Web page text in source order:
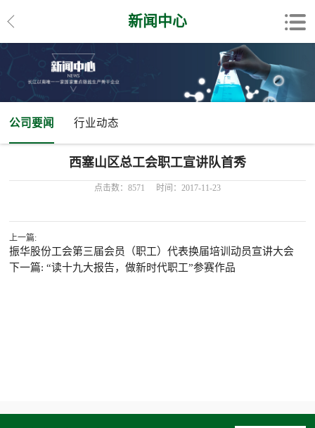
新闻中心
公司要闻 行业动态
西塞山区总工会职工宣讲队首秀
点击数：8571 时间：2017-11-23
上一篇:
振华股份工会第三届会员（职工）代表换届培训动员宣讲大会
下一篇: “读十九大报告，做新时代职工”参赛作品